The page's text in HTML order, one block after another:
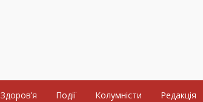
Здоров’я Події Колумністи Редакція